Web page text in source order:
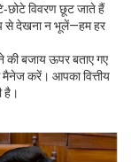
विवरण छूट जाते हैं
से देखना न भूलें—हम हर
बजाय ऊपर बताए गए
करें। आपका वित्तीय
है।